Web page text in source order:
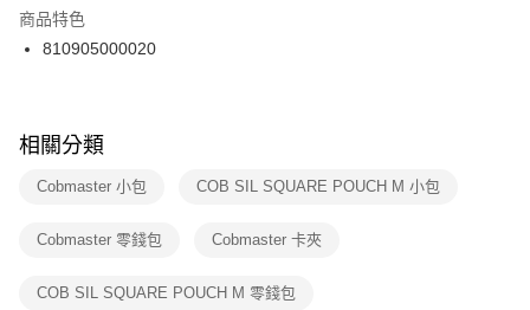
２．訂單成立數日內，您將收到繳費通知簡訊。
３．收到繳費通知簡訊後14天內，點擊此簡訊中的連結，可透過四大超商／
ATM／網路銀行／等多元方式進行付款，方視為交易完成。
※ 交易是否成功請以「AFTEE先享後付 」之結帳頁面顯示為準，若有關於
是否繳費成功／繳費後需取消欲退款等相關疑問，請聯繫「AFTEE先享後付
客戶支援中心」https://netprotections.freshdesk.com/support/home
１．透過由恩沛科技股份有限公司提供之「AFTEE先享後付」服務完成之交
權轉讓予恩沛科技股份有限公司。
付款後門市自取
每筆NT$100，滿NT$1,500(含以上)免運費
商品特色
810905000020
相關分類
Cobmaster 小包 COB SIL SQUARE POUCH M 小包
Cobmaster 零錢包 Cobmaster 卡夾
COB SIL SQUARE POUCH M 零錢包